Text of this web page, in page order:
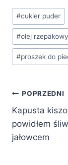
Tagi
wpisu:
#cukier puder
#olej
#proszek do
wpisu
POPRZEDNI
Kapusta
powidłem
jałowcem